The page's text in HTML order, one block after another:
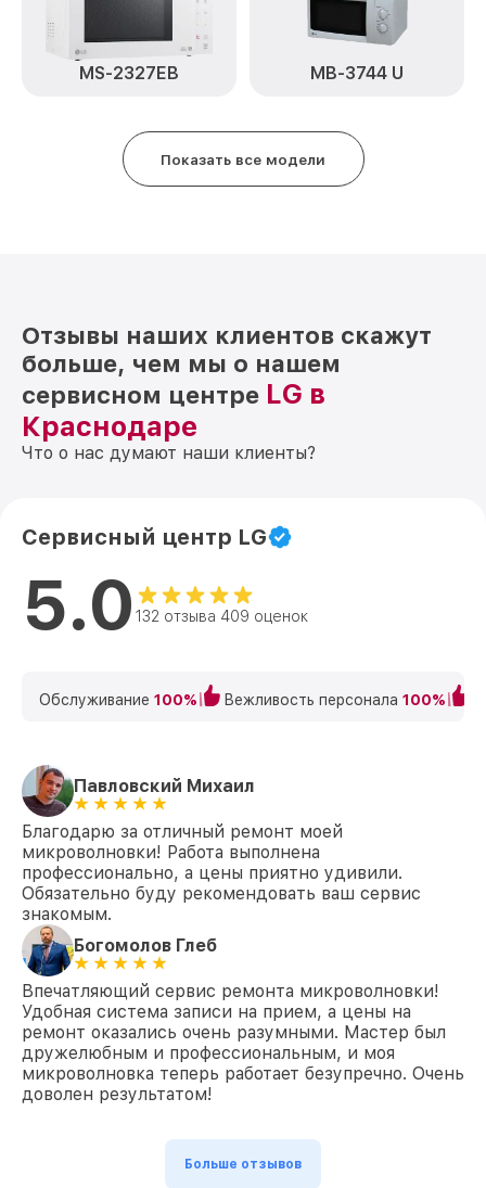
MS-2327EB MB-3744 U
Показать все модели
Отзывы наших клиентов скажут
больше, чем мы о нашем
сервисном центре LG в
Краснодаре
Что о нас думают наши клиенты?
Сервисный центр LG
5.0 132 отзыва 409 оценок
Обслуживание 100% Вежливость персонала 100%
Павловский Михаил
Благодарю за отличный ремонт моей
микроволновки! Работа выполнена
профессионально, а цены приятно удивили.
Обязательно буду рекомендовать ваш сервис
знакомым.
Богомолов Глеб
Впечатляющий сервис ремонта микроволновки!
Удобная система записи на прием, а цены на
ремонт оказались очень разумными. Мастер был
дружелюбным и профессиональным, и моя
микроволновка теперь работает безупречно. Очень
доволен результатом!
Больше отзывов